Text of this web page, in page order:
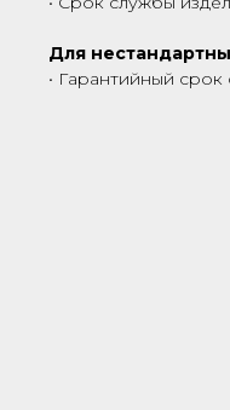
Для
• Гарантийный